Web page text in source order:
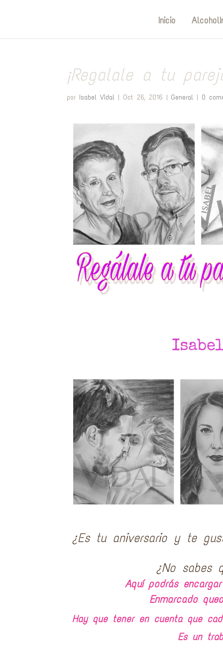
Inicio
¡Regalale a tu
por Isabel Vidal | Oct 26, 2016 |General | 0
¿Es tu aniversario y te
¿No sabes
Aquí podrás
Enmarcado
Hay que tener en cuenta que
Es un